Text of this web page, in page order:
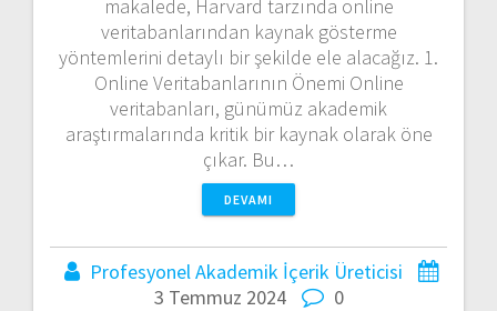
makalede, Harvard tarzında online
veritabanlarından kaynak gösterme
yöntemlerini detaylı bir şekilde ele alacağız. 1.
Online Veritabanlarının Önemi Online
veritabanları, günümüz akademik
araştırmalarında kritik bir kaynak olarak öne
çıkar. Bu…
DEVAMI
Profesyonel Akademik İçerik Üreticisi
3 Temmuz 2024
0